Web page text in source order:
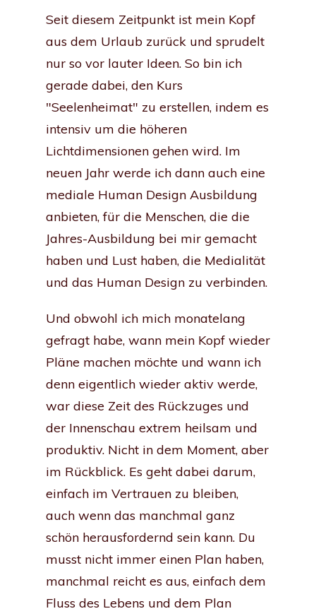
Seit diesem Zeitpunkt ist mein Kopf
aus dem Urlaub zurück und sprudelt
nur so vor lauter Ideen. So bin ich
gerade dabei, den Kurs
"Seelenheimat" zu erstellen, indem es
intensiv um die höheren
Lichtdimensionen gehen wird. Im
neuen Jahr werde ich dann auch eine
mediale Human Design Ausbildung
anbieten, für die Menschen, die die
Jahres-Ausbildung bei mir gemacht
haben und Lust haben, die Medialität
und das Human Design zu verbinden.
Und obwohl ich mich monatelang
gefragt habe, wann mein Kopf wieder
Pläne machen möchte und wann ich
denn eigentlich wieder aktiv werde,
war diese Zeit des Rückzuges und
der Innenschau extrem heilsam und
produktiv. Nicht in dem Moment, aber
im Rückblick. Es geht dabei darum,
einfach im Vertrauen zu bleiben,
auch wenn das manchmal ganz
schön herausfordernd sein kann. Du
musst nicht immer einen Plan haben,
manchmal reicht es aus, einfach dem
Fluss des Lebens und dem Plan